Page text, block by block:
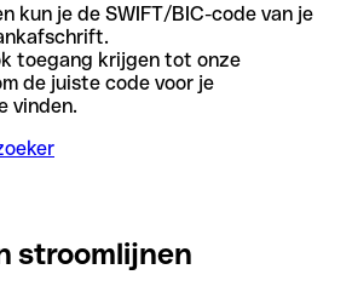
kun je de SWIFT/BIC-code van je
toegang krijgen tot onze
de juiste code voor je
vinden.
stroomlijnen